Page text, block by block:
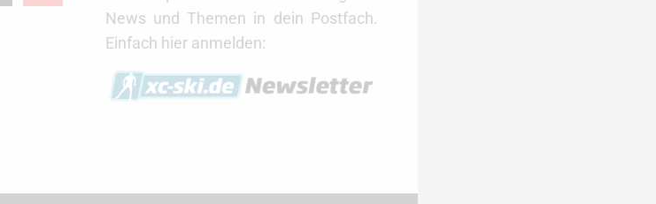
News und Themen in dein Postfach.
Einfach hier anmelden: